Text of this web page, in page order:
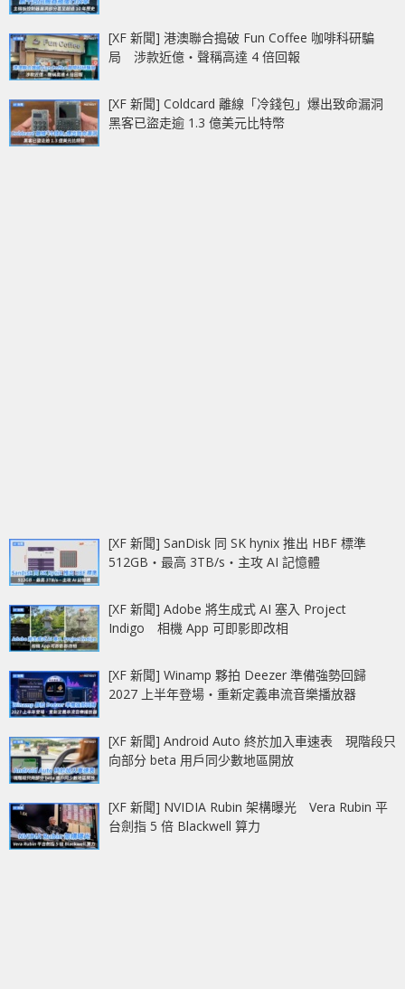
[XF 新聞] 港澳聯合搗破 Fun Coffee 咖啡科研騙
局 涉款近億‧聲稱高達 4 倍回報
[XF 新聞] Coldcard 離線「冷錢包」爆出致命漏洞
黑客已盜走逾 1.3 億美元比特幣
[XF 新聞] SanDisk 同 SK hynix 推出 HBF 標準
512GB‧最高 3TB/s‧主攻 AI 記憶體
[XF 新聞] Adobe 將生成式 AI 塞入 Project
Indigo 相機 App 可即影即改相
[XF 新聞] Winamp 夥拍 Deezer 準備強勢回歸
2027 上半年登場‧重新定義串流音樂播放器
[XF 新聞] Android Auto 終於加入車速表 現階段只
向部分 beta 用戶同少數地區開放
[XF 新聞] NVIDIA Rubin 架構曝光 Vera Rubin 平
台劍指 5 倍 Blackwell 算力